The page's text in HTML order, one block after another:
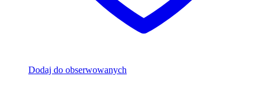
Dodaj do obserwowanych